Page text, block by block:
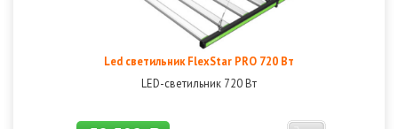
Led светильник FlexStar PRO 720 Вт
LED-светильник 720 Вт